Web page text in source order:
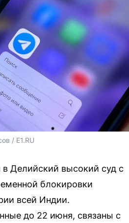
/ E1.RU
в Делийский высокий суд с
блокировки
всей Индии.
до 22 июня, связаны с